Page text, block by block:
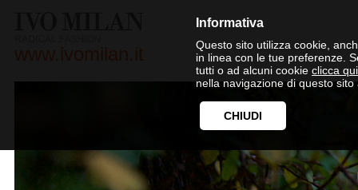
Informativa
Questo sito utilizza cookie,
in linea con le tue preferenze.
tutti o ad alcuni cookie clicca qui
nella navigazione di questo sito
CHIUDI